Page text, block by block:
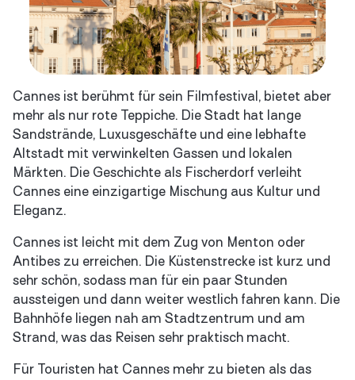
Cannes ist berühmt für sein Filmfestival, bietet aber
mehr als nur rote Teppiche. Die Stadt hat lange
Sandstrände, Luxusgeschäfte und eine lebhafte
Altstadt mit verwinkelten Gassen und lokalen
Märkten. Die Geschichte als Fischerdorf verleiht
Cannes eine einzigartige Mischung aus Kultur und
Eleganz.
Cannes ist leicht mit dem Zug von Menton oder
Antibes zu erreichen. Die Küstenstrecke ist kurz und
sehr schön, sodass man für ein paar Stunden
aussteigen und dann weiter westlich fahren kann. Die
Bahnhöfe liegen nah am Stadtzentrum und am
Strand, was das Reisen sehr praktisch macht.
Für Touristen hat Cannes mehr zu bieten als das